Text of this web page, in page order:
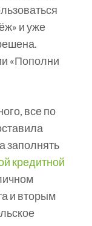
и уже
«Пополни
все по
заполнять
кредитной
и вторым